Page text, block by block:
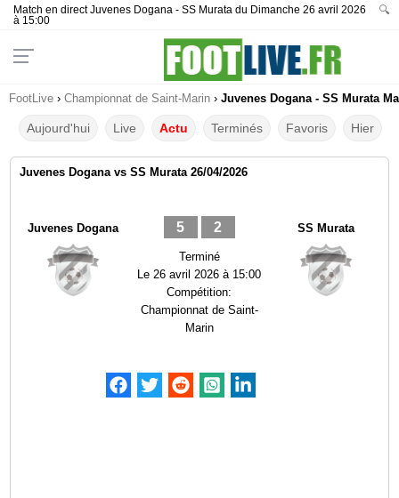
Match en direct Juvenes Dogana - SS Murata du Dimanche 26 avril 2026
à 15:00
🔍
FootLive › Championnat de Saint-Marin › Juvenes Dogana - SS Murata
Aujourd'hui Live Actu Terminés Favoris Hier
Juvenes Dogana vs SS Murata 26/04/2026
Juvenes Dogana 5 2
Terminé
Le26 avril 2026 à 15:00
Compétition:
Championnat de Saint-
Marin
SS Murata